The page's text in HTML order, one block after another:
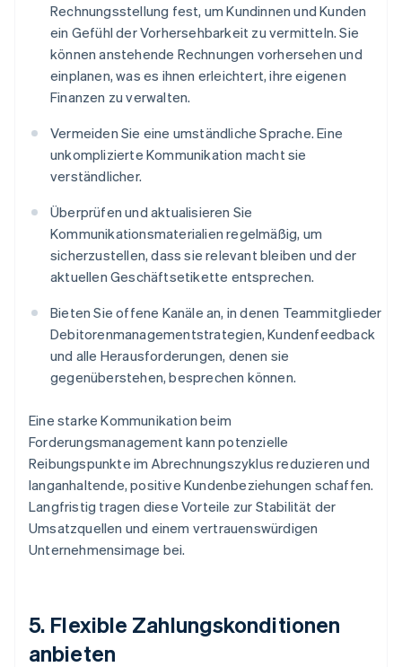
Rechnungsstellung fest, um Kundinnen und Kunden
ein Gefühl der Vorhersehbarkeit zu vermitteln. Sie
können anstehende Rechnungen vorhersehen und
einplanen, was es ihnen erleichtert, ihre eigenen
Finanzen zu verwalten.
Vermeiden Sie eine umständliche Sprache. Eine
unkomplizierte Kommunikation macht sie
verständlicher.
Überprüfen und aktualisieren Sie
Kommunikationsmaterialien regelmäßig, um
sicherzustellen, dass sie relevant bleiben und der
aktuellen Geschäftsetikette entsprechen.
Bieten Sie offene Kanäle an, in denen Teammitglieder
Debitorenmanagementstrategien, Kundenfeedback
und alle Herausforderungen, denen sie
gegenüberstehen, besprechen können.
Eine starke Kommunikation beim
Forderungsmanagement kann potenzielle
Reibungspunkte im Abrechnungszyklus reduzieren und
langanhaltende, positive Kundenbeziehungen schaffen.
Langfristig tragen diese Vorteile zur Stabilität der
Umsatzquellen und einem vertrauenswürdigen
Unternehmensimage bei.
5. Flexible Zahlungskonditionen
anbieten